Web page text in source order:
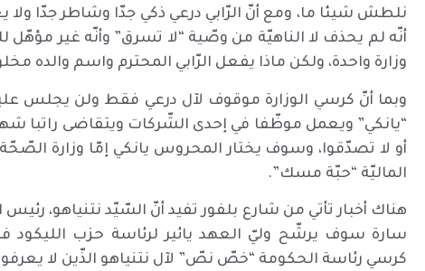
نلطش شيئا ما، ومع أنّ الرّابي درعي ذكي جدّا وشاطر جدّا
أنّه لم يحذف لا الناهيّة من وصّية “لا تسرق” وأنّه غير مؤهّل
وزارة واحدة، ولكن ماذا يفعل الرّابي المحترم واسم
وبما أنّ كرسي الوزارة موقوف لآل درعي فقط ولن يجلس
أو لا تصدّقوا، وسوف يختار المحروس يانكي إمّا وزارة
الماليّة “حبّة مسك”.
هناك أخبار تأتي من شارع بلفور تفيد أنّ السّيّد نتنياهو،
سارة سوف يرشّح وليّ العهد يائير لرئاسة حزب الليكود
كرسي رئاسة الحكومة “خصّ نصّ” لآل نتنياهو الذّين لا